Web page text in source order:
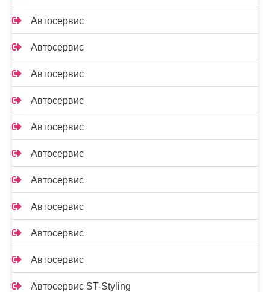
Автосервис
Автосервис
Автосервис
Автосервис
Автосервис
Автосервис
Автосервис
Автосервис
Автосервис
Автосервис
Автосервис ST-Styling